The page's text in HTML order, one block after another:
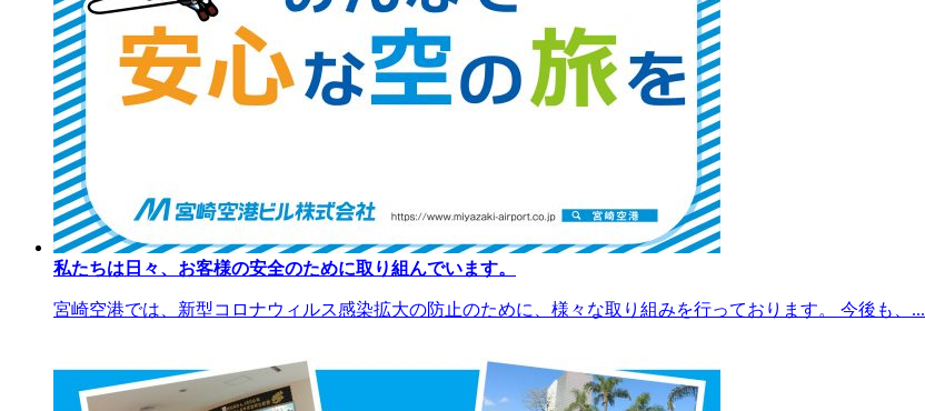
私たちは日々、お客様の安全のために取り組んでいます。
宮崎空港では、新型コロナウィルス感染拡大の防止のために、様々な取り組みを行っております。 今後も、...